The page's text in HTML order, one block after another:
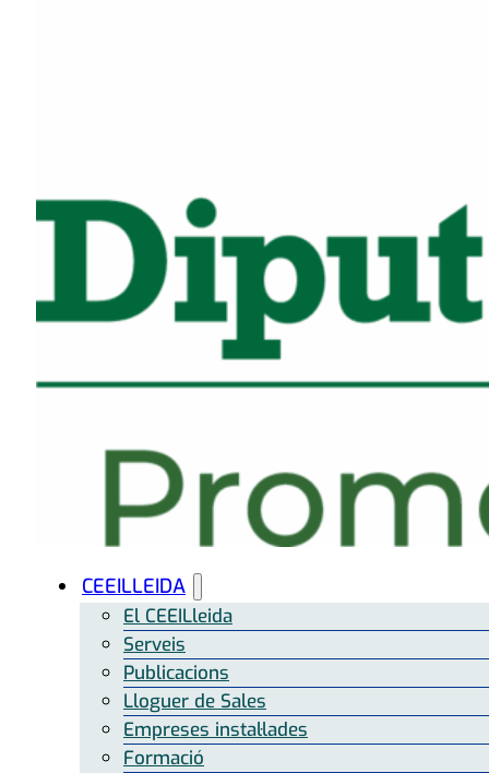
CEEILLEIDA
El CEEILleida
Serveis
Publicacions
Lloguer de Sales
Empreses instal·lades
Formació